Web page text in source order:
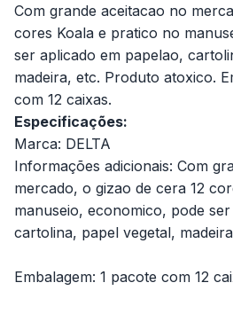
Com grande aceitacao no
cores Koala e pratico no
ser aplicado em papelao,
madeira, etc. Produto atoxico.
com 12 caixas.
Especificações:
Marca: DELTA
Informações adicionais: Com
mercado, o gizao de cera 12
manuseio, economico, pode
cartolina, papel vegetal,
Embalagem: 1 pacote com 12